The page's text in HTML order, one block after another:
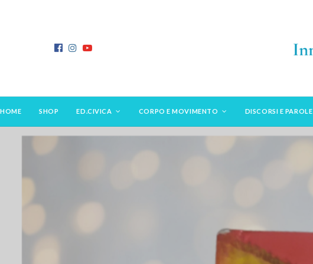
HOME SHOP ED.CIVICA CORPO E MOVIMENTO DISCORSI E PAROLE